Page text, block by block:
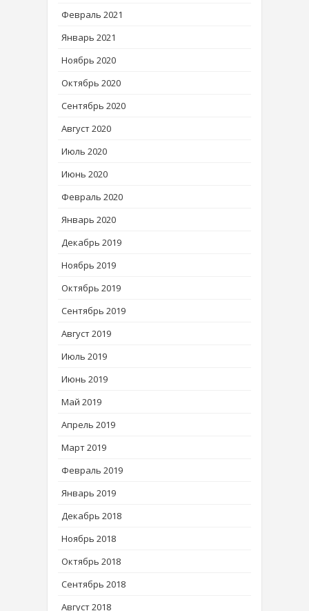
Февраль 2021
Январь 2021
Ноябрь 2020
Октябрь 2020
Сентябрь 2020
Август 2020
Июль 2020
Июнь 2020
Февраль 2020
Январь 2020
Декабрь 2019
Ноябрь 2019
Октябрь 2019
Сентябрь 2019
Август 2019
Июль 2019
Июнь 2019
Май 2019
Апрель 2019
Март 2019
Февраль 2019
Январь 2019
Декабрь 2018
Ноябрь 2018
Октябрь 2018
Сентябрь 2018
Август 2018